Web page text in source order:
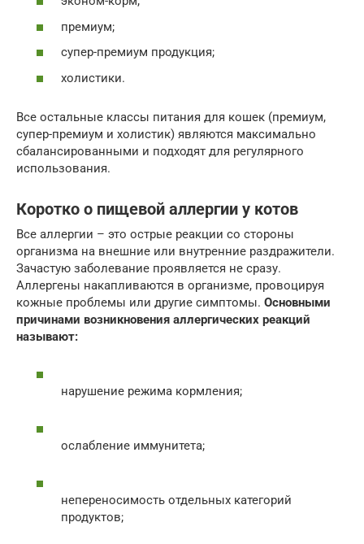
премиум;
супер-премиум продукция;
холистики.
Все остальные классы питания для кошек (премиум,
супер-премиум и холистик) являются максимально
сбалансированными и подходят для регулярного
использования.
Коротко о пищевой аллергии у котов
Все аллергии – это острые реакции со стороны
организма на внешние или внутренние раздражители.
Зачастую заболевание проявляется не сразу.
Аллергены накапливаются в организме, провоцируя
кожные проблемы или другие симптомы. Основными
причинами возникновения аллергических реакций
называют:
нарушение режима кормления;
ослабление иммунитета;
непереносимость отдельных категорий
продуктов;